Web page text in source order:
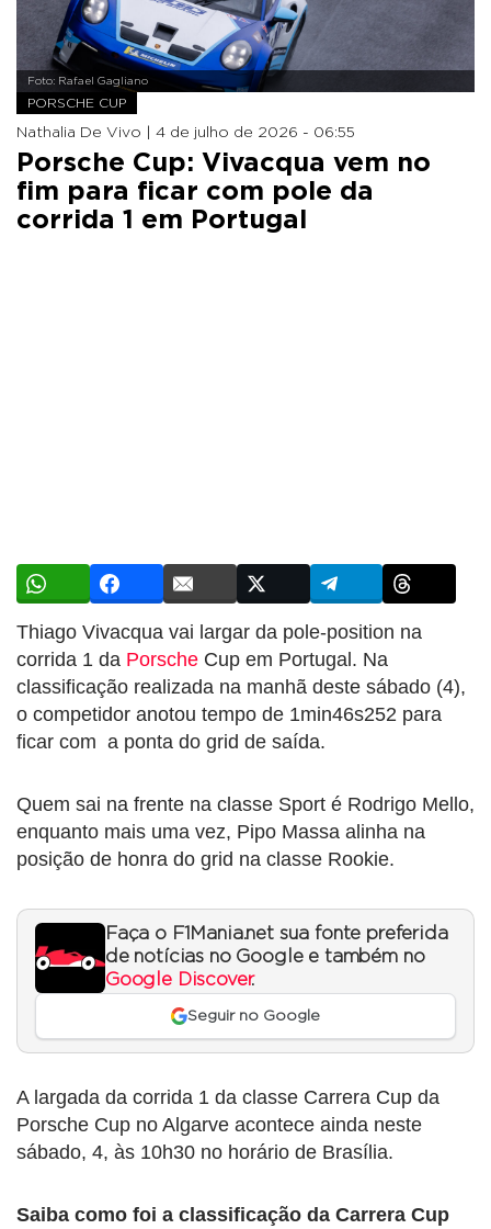
Foto: Rafael Gagliano
PORSCHE CUP
Nathalia De Vivo | 4 de julho de 2026 - 06:55
Porsche Cup: Vivacqua vem no
fim para ficar com pole da
corrida 1 em Portugal
Thiago Vivacqua vai largar da pole-position na
corrida 1 da Porsche Cup em Portugal. Na
classificação realizada na manhã deste sábado (4),
o competidor anotou tempo de 1min46s252 para
ficar com a ponta do grid de saída.
Quem sai na frente na classe Sport é Rodrigo Mello,
enquanto mais uma vez, Pipo Massa alinha na
posição de honra do grid na classe Rookie.
Faça o F1Mania.net sua fonte preferida
de notícias no Google e também no
Google Discover.
Seguir no Google
A largada da corrida 1 da classe Carrera Cup da
Porsche Cup no Algarve acontece ainda neste
sábado, 4, às 10h30 no horário de Brasília.
Saiba como foi a classificação da Carrera Cup